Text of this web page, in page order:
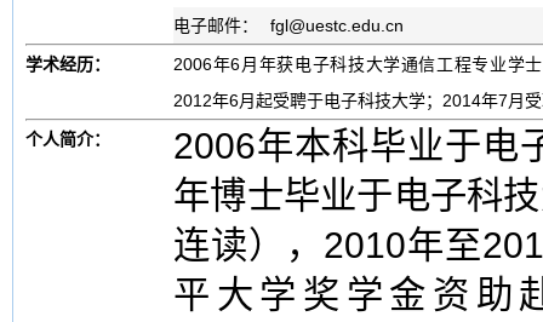
电子邮件：
fgl@uestc.edu.cn
学术经历：
2006年6月年获电子科技大学通信工程专业学
2012年6月起受聘于电子科技大学；2014年7月
个人简介：
2006年本科毕业于电
年博士毕业于电子科
连读），2010年至
平大学奖学金资助